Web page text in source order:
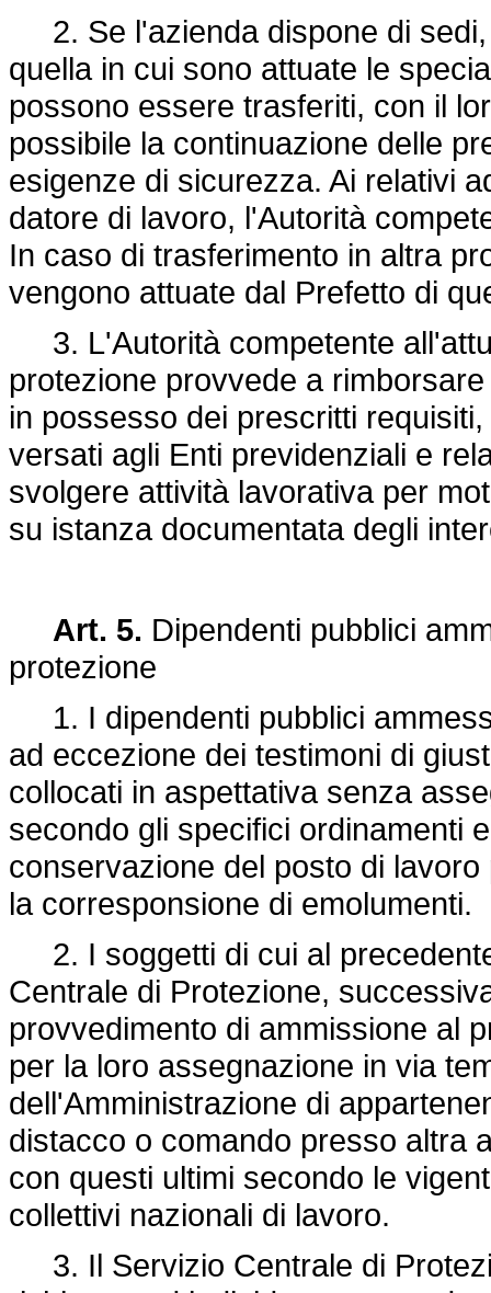
2. Se l'azienda dispone di sedi,
quella in cui sono attuate le
possono essere trasferiti, con il
possibile la continuazione delle
esigenze di sicurezza. Ai relativi
datore di lavoro, l'Autorità
In caso di trasferimento in altra
vengono attuate dal Prefetto di
3. L'Autorità competente
protezione provvede a
in possesso dei prescritti
versati agli Enti previdenziali e
svolgere attività lavorativa per
su istanza documentata degli
Art. 5. Dipendenti pubblici
protezione
1. I dipendenti pubblici
ad eccezione dei testimoni di
collocati in aspettativa senza
secondo gli specifici ordinamenti
conservazione del posto di
la corresponsione di emolumenti.
2. I soggetti di cui al
Centrale di Protezione,
provvedimento di ammissione al
per la loro assegnazione in via
dell'Amministrazione di
distacco o comando presso altra
con questi ultimi secondo le
collettivi nazionali di lavoro.
3. Il Servizio Centrale di